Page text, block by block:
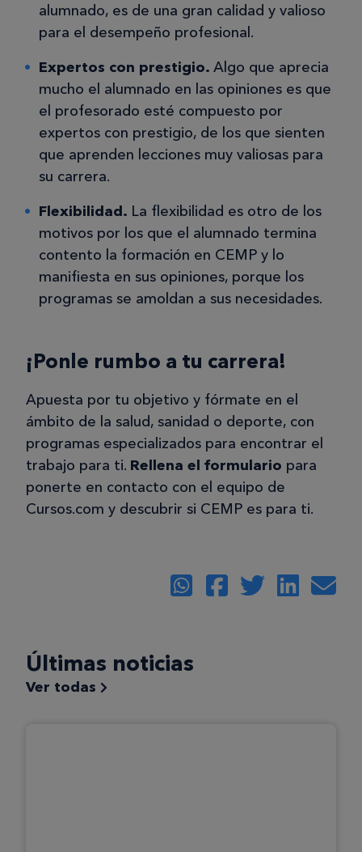
alumnado, es de una gran calidad y valioso
para el desempeño profesional.
Expertos con prestigio. Algo que aprecia
mucho el alumnado en las opiniones es que
el profesorado esté compuesto por
expertos con prestigio, de los que sienten
que aprenden lecciones muy valiosas para
su carrera.
Flexibilidad. La flexibilidad es otro de los
motivos por los que el alumnado termina
contento la formación en CEMP y lo
manifiesta en sus opiniones, porque los
programas se amoldan a sus necesidades.
¡Ponle rumbo a tu carrera!
Apuesta por tu objetivo y fórmate en el
ámbito de la salud, sanidad o deporte, con
programas especializados para encontrar el
trabajo para ti. Rellena el formulario para
ponerte en contacto con el equipo de
Cursos.com y descubrir si CEMP es para ti.
Últimas noticias
Ver todas